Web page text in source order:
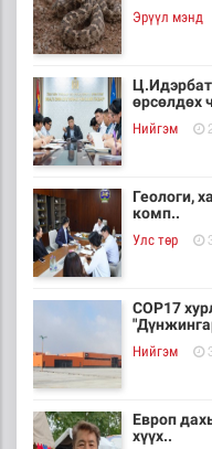
Эрүүл мэнд
өрсөлдөх
Нийгэм
Геологи,
комп..
Улс төр
COP17
Нийгэм
Европ
хүүх..